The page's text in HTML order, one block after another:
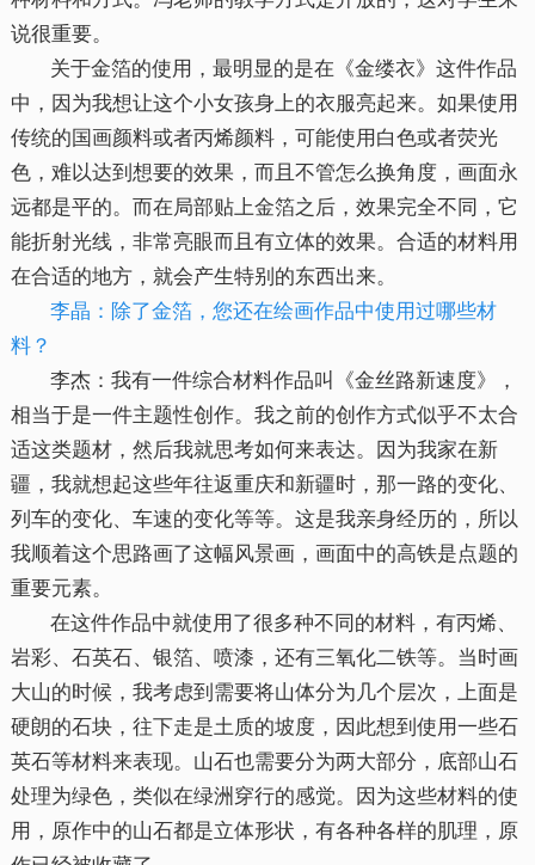
说很重要。
关于金箔的使用，最明显的是在《金缕衣》这件作品
中，因为我想让这个小女孩身上的衣服亮起来。如果使用
传统的国画颜料或者丙烯颜料，可能使用白色或者荧光
色，难以达到想要的效果，而且不管怎么换角度，画面永
远都是平的。而在局部贴上金箔之后，效果完全不同，它
能折射光线，非常亮眼而且有立体的效果。合适的材料用
在合适的地方，就会产生特别的东西出来。
李晶：除了金箔，您还在绘画作品中使用过哪些材
料？
李杰：我有一件综合材料作品叫《金丝路新速度》，
相当于是一件主题性创作。我之前的创作方式似乎不太合
适这类题材，然后我就思考如何来表达。因为我家在新
疆，我就想起这些年往返重庆和新疆时，那一路的变化、
列车的变化、车速的变化等等。这是我亲身经历的，所以
我顺着这个思路画了这幅风景画，画面中的高铁是点题的
重要元素。
在这件作品中就使用了很多种不同的材料，有丙烯、
岩彩、石英石、银箔、喷漆，还有三氧化二铁等。当时画
大山的时候，我考虑到需要将山体分为几个层次，上面是
硬朗的石块，往下走是土质的坡度，因此想到使用一些石
英石等材料来表现。山石也需要分为两大部分，底部山石
处理为绿色，类似在绿洲穿行的感觉。因为这些材料的使
用，原作中的山石都是立体形状，有各种各样的肌理，原